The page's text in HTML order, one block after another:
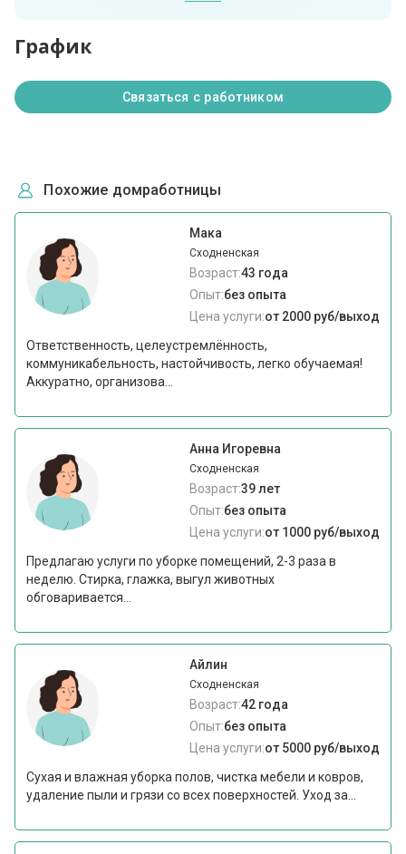
График
Связаться с работником
Похожие домработницы
Мака
Сходненская
Возраст:43 года
Опыт:без опыта
Цена услуги:от 2000 руб/выход
Ответственность, целеустремлённость,
коммуникабельность, настойчивость, легко обучаемая!
Аккуратно, организова...
Анна Игоревна
Сходненская
Возраст:39 лет
Опыт:без опыта
Цена услуги:от 1000 руб/выход
Предлагаю услуги по уборке помещений, 2-3 раза в
неделю. Стирка, глажка, выгул животных
обговаривается...
Айлин
Сходненская
Возраст:42 года
Опыт:без опыта
Цена услуги:от 5000 руб/выход
Сухая и влажная уборка полов, чистка мебели и ковров,
удаление пыли и грязи со всех поверхностей. Уход за...